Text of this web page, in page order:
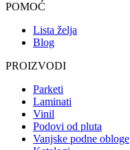
POMOĆ
Lista želja
Blog
PROIZVODI
Parketi
Laminati
Vinil
Podovi od pluta
Vanjske podne obloge